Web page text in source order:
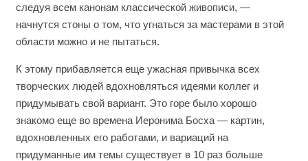
следуя всем канонам классической живописи, —
начнутся стоны о том, что угнаться за мастерами в этой
области можно и не пытаться.
К этому прибавляется еще ужасная привычка всех
творческих людей вдохновляться идеями коллег и
придумывать свой вариант. Это горе было хорошо
знакомо еще во времена Иеронима Босха — картин,
вдохновленных его работами, и вариаций на
придуманные им темы существует в 10 раз больше